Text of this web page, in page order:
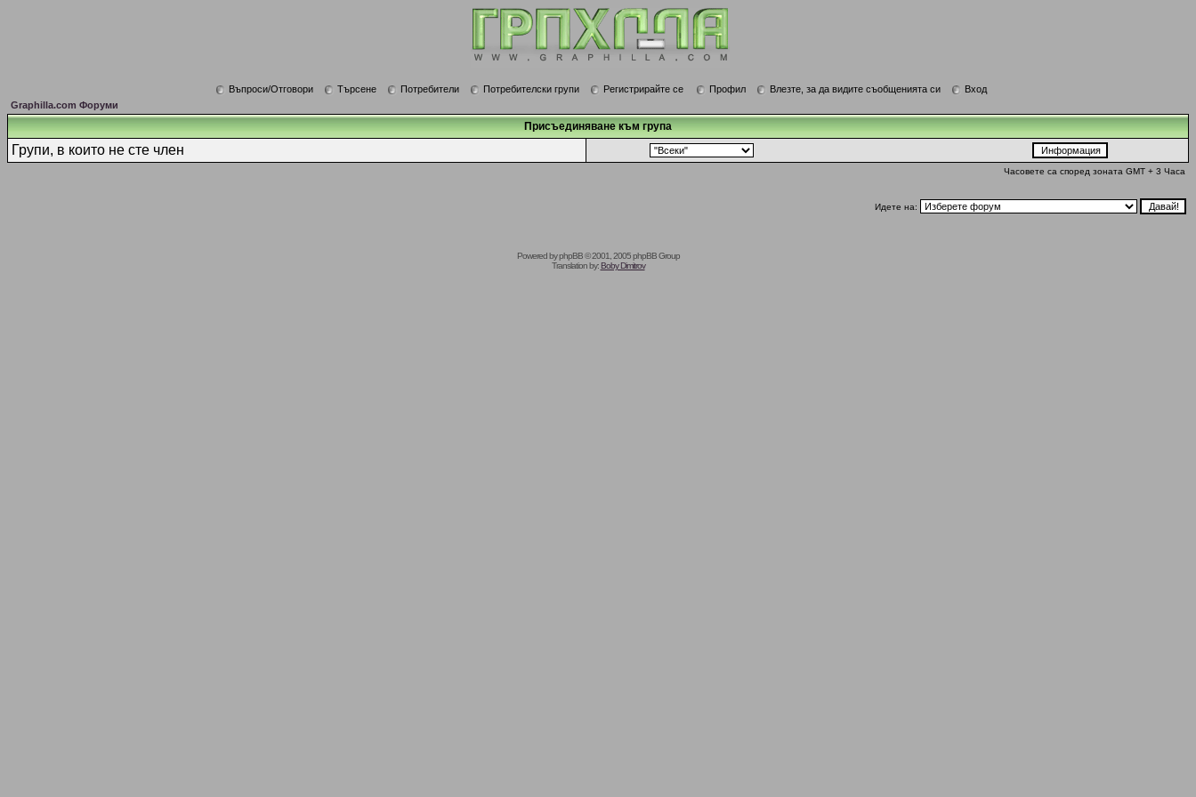
Въпроси/Отговори Търсене Потребители Потребителски групи Регистрирайте се Профил Влезте, за да видите съобщенията си
Вход
Graphilla.com Форуми
Присъединяване към група
Групи, в които не сте член
Часовете са според зоната GMT + 3 Часа
Идете на:
Powered byphpBB© 2001, 2005 phpBB Group
Translation by:Boby Dimitrov